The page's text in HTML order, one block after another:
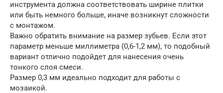
инструмента должна соответствовать ширине плитки
или быть немного больше, иначе возникнут сложности
с монтажом.
Важно обратить внимание на размер зубьев. Если этот
параметр меньше миллиметра (0,6-1,2 мм), то подобный
вариант отлично подойдет для нанесения очень
тонкого слоя смеси.
Размер 0,3 мм идеально подходит для работы с
мозаикой.